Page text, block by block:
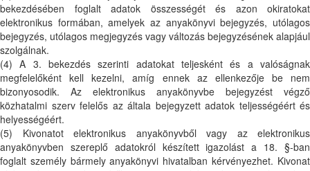
bekezdésében foglalt adatok összességét és azon okiratokat
elektronikus formában, amelyek az anyakönyvi bejegyzés, utólagos
bejegyzés, utólagos megjegyzés vagy változás bejegyzésének alapjául
szolgálnak.
(4) A 3. bekezdés szerinti adatokat teljesként és a valóságnak
megfelelőként kell kezelni, amíg ennek az ellenkezője be nem
bizonyosodik. Az elektronikus anyakönyvbe bejegyzést végző
közhatalmi szerv felelős az általa bejegyzett adatok teljességéért és
helyességéért.
(5) Kivonatot elektronikus anyakönyvből vagy az elektronikus
anyakönyvben szereplő adatokról készített igazolást a 18. §-ban
foglalt személy bármely anyakönyvi hivatalban kérvényezhet. Kivonat